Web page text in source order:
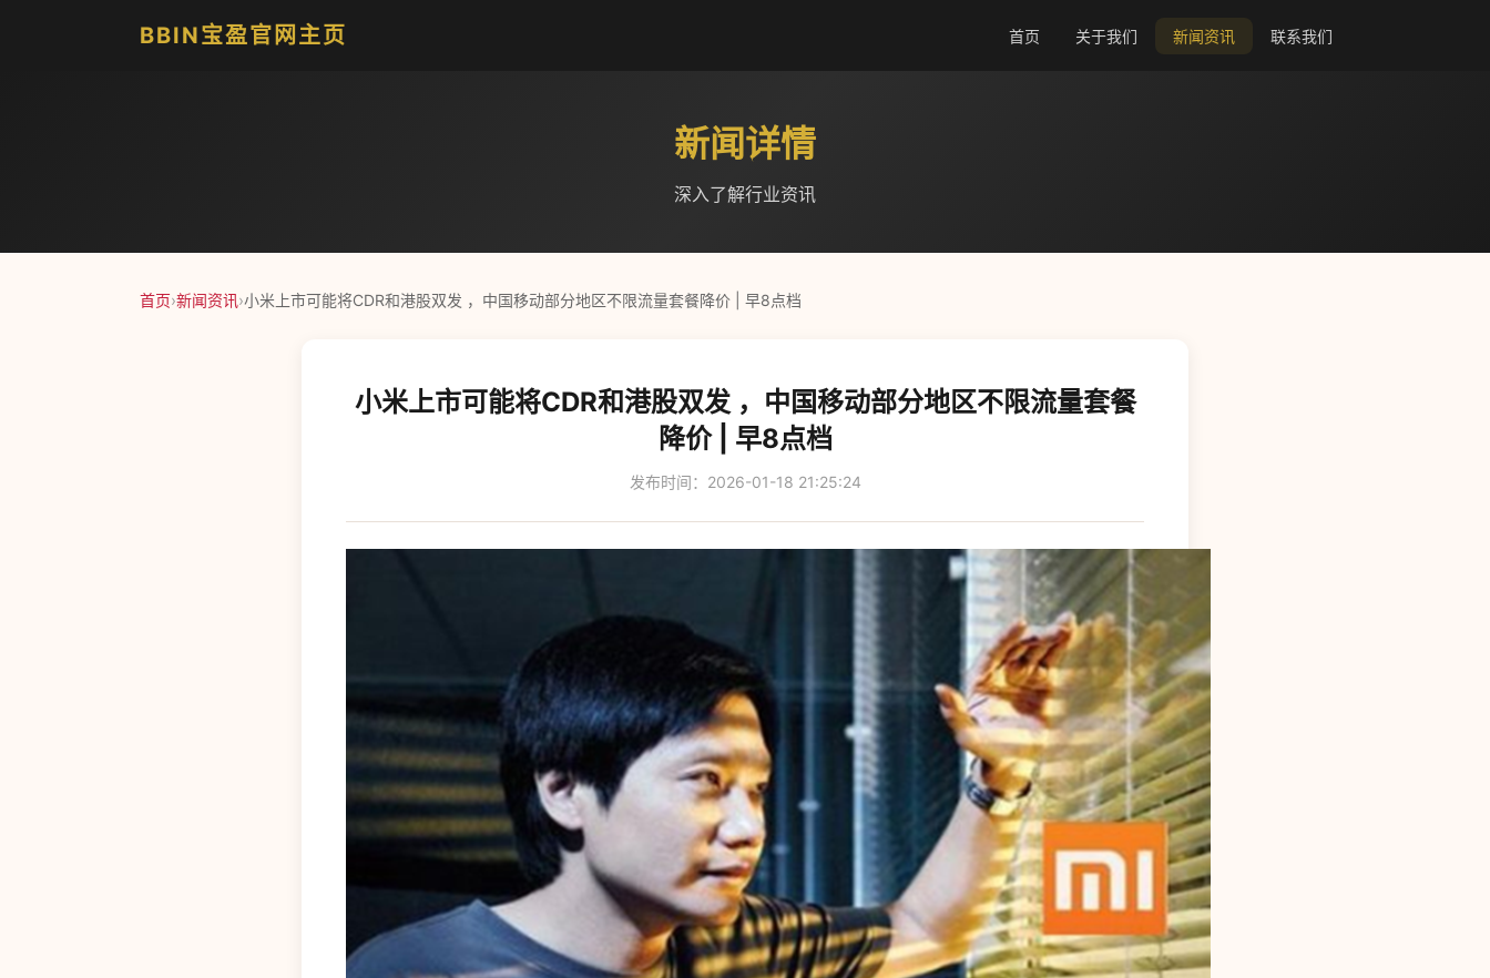
BBIN宝盈官网主页 首页 关于我们 新闻资讯 联系我们
新闻详情
深入了解行业资讯
首页›新闻资讯›小米上市可能将CDR和港股双发 ，中国移动部分地区不限流量套餐降价 | 早8点档
小米上市可能将CDR和港股双发 ，中国移动部分地区不限流量套餐
降价 | 早8点档
发布时间：2026-01-18 21:25:24